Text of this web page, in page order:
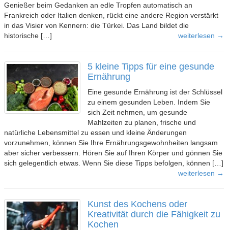
Genießer beim Gedanken an edle Tropfen automatisch an
Frankreich oder Italien denken, rückt eine andere Region verstärkt
in das Visier von Kennern: die Türkei. Das Land bildet die
historische […]
weiterlesen →
5 kleine Tipps für eine gesunde
Ernährung
Eine gesunde Ernährung ist der Schlüssel
zu einem gesunden Leben. Indem Sie
sich Zeit nehmen, um gesunde
Mahlzeiten zu planen, frische und
natürliche Lebensmittel zu essen und kleine Änderungen
vorzunehmen, können Sie Ihre Ernährungsgewohnheiten langsam
aber sicher verbessern. Hören Sie auf Ihren Körper und gönnen Sie
sich gelegentlich etwas. Wenn Sie diese Tipps befolgen, können […]
weiterlesen →
Kunst des Kochens oder
Kreativität durch die Fähigkeit zu
Kochen